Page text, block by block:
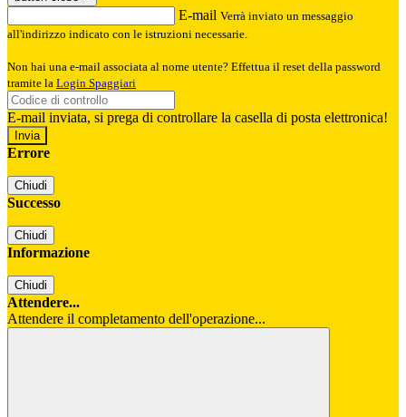
E-mail Verrà inviato un messaggio
all'indirizzo indicato con le istruzioni necessarie.
Non hai una e-mail associata al nome utente? Effettua il reset della password
tramite la Login Spaggiari
E-mail inviata, si prega di controllare la casella di posta elettronica!
Errore
Chiudi
Successo
Chiudi
Informazione
Chiudi
Attendere...
Attendere il completamento dell'operazione...